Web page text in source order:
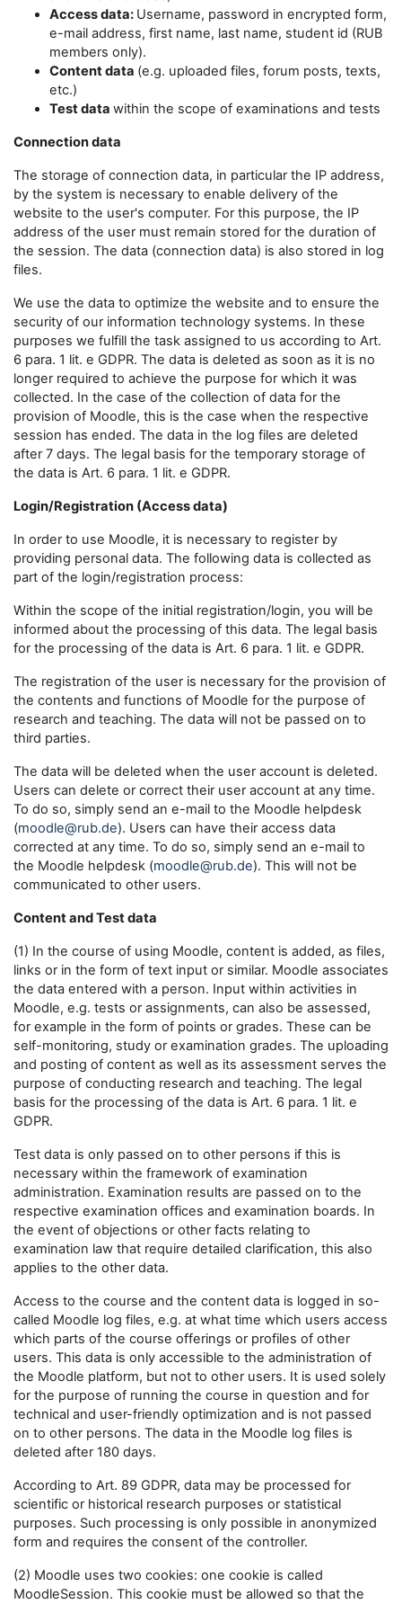
Access data: Username, password in encrypted form,
e-mail address, first name, last name, student id (RUB
members only).
Content data (e.g. uploaded files, forum posts, texts,
etc.)
Test data within the scope of examinations and tests
Connection data
The storage of connection data, in particular the IP address,
by the system is necessary to enable delivery of the
website to the user's computer. For this purpose, the IP
address of the user must remain stored for the duration of
the session. The data (connection data) is also stored in log
files.
We use the data to optimize the website and to ensure the
security of our information technology systems. In these
purposes we fulfill the task assigned to us according to Art.
6 para. 1 lit. e GDPR. The data is deleted as soon as it is no
longer required to achieve the purpose for which it was
collected. In the case of the collection of data for the
provision of Moodle, this is the case when the respective
session has ended. The data in the log files are deleted
after 7 days. The legal basis for the temporary storage of
the data is Art. 6 para. 1 lit. e GDPR.
Login/Registration (Access data)
In order to use Moodle, it is necessary to register by
providing personal data. The following data is collected as
part of the login/registration process:
Within the scope of the initial registration/login, you will be
informed about the processing of this data. The legal basis
for the processing of the data is Art. 6 para. 1 lit. e GDPR.
The registration of the user is necessary for the provision of
the contents and functions of Moodle for the purpose of
research and teaching. The data will not be passed on to
third parties.
The data will be deleted when the user account is deleted.
Users can delete or correct their user account at any time.
To do so, simply send an e-mail to the Moodle helpdesk
(moodle@rub.de). Users can have their access data
corrected at any time. To do so, simply send an e-mail to
the Moodle helpdesk (moodle@rub.de). This will not be
communicated to other users.
Content and Test data
(1) In the course of using Moodle, content is added, as files,
links or in the form of text input or similar. Moodle associates
the data entered with a person. Input within activities in
Moodle, e.g. tests or assignments, can also be assessed,
for example in the form of points or grades. These can be
self-monitoring, study or examination grades. The uploading
and posting of content as well as its assessment serves the
purpose of conducting research and teaching. The legal
basis for the processing of the data is Art. 6 para. 1 lit. e
GDPR.
Test data is only passed on to other persons if this is
necessary within the framework of examination
administration. Examination results are passed on to the
respective examination offices and examination boards. In
the event of objections or other facts relating to
examination law that require detailed clarification, this also
applies to the other data.
Access to the course and the content data is logged in so-
called Moodle log files, e.g. at what time which users access
which parts of the course offerings or profiles of other
users. This data is only accessible to the administration of
the Moodle platform, but not to other users. It is used solely
for the purpose of running the course in question and for
technical and user-friendly optimization and is not passed
on to other persons. The data in the Moodle log files is
deleted after 180 days.
According to Art. 89 GDPR, data may be processed for
scientific or historical research purposes or statistical
purposes. Such processing is only possible in anonymized
form and requires the consent of the controller.
(2) Moodle uses two cookies: one cookie is called
MoodleSession. This cookie must be allowed so that the